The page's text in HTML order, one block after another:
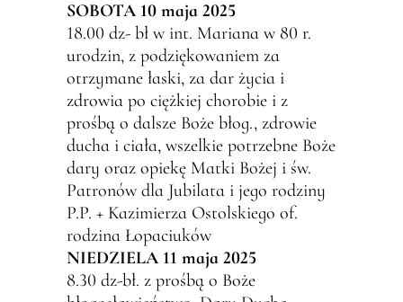
SOBOTA 10 maja 2025
18.00 dz- bł w int. Mariana w 80 r.
urodzin, z podziękowaniem za
otrzymane łaski, za dar życia i
zdrowia po ciężkiej chorobie i z
prośbą o dalsze Boże błog., zdrowie
ducha i ciała, wszelkie potrzebne Boże
dary oraz opiekę Matki Bożej i św.
Patronów dla Jubilata i jego rodziny
P.P. + Kazimierza Ostolskiego of.
rodzina Łopaciuków
NIEDZIELA 11 maja 2025
8.30 dz-bł. z prośbą o Boże